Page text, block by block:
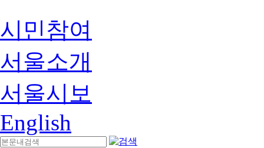
시민참여
서울소개
서울시보
English